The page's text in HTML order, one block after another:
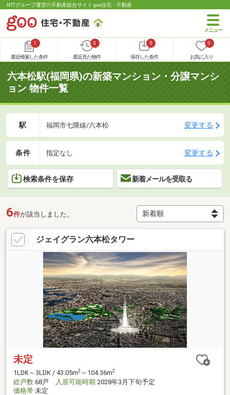
NTTグループ運営の不動産総合サイト goo住宅・不動産
1
最近検索した条件
0
最近見た物件
0
保存した条件
0
お気に入り
六本松駅(福岡県)の新築マンション・分譲マンシ
ョン 物件一覧
駅 福岡市七隈線/六本松 変更する
条件 指定なし 変更する
検索条件を保存 新着メールを受取る
6件が該当しました。
ジェイグラン六本松タワー
未定
1LDK～3LDK / 43.05m2 ～104.36m2
総戸数 68戸 入居可能時期 2028年3月下旬予定
価格帯 未定